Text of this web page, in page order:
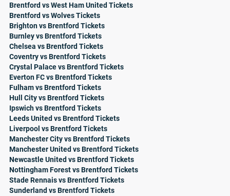
Brentford vs West Ham United Tickets
Brentford vs Wolves Tickets
Brighton vs Brentford Tickets
Burnley vs Brentford Tickets
Chelsea vs Brentford Tickets
Coventry vs Brentford Tickets
Crystal Palace vs Brentford Tickets
Everton FC vs Brentford Tickets
Fulham vs Brentford Tickets
Hull City vs Brentford Tickets
Ipswich vs Brentford Tickets
Leeds United vs Brentford Tickets
Liverpool vs Brentford Tickets
Manchester City vs Brentford Tickets
Manchester United vs Brentford Tickets
Newcastle United vs Brentford Tickets
Nottingham Forest vs Brentford Tickets
Stade Rennais vs Brentford Tickets
Sunderland vs Brentford Tickets